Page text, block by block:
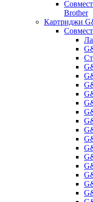
Brother
Картриджи